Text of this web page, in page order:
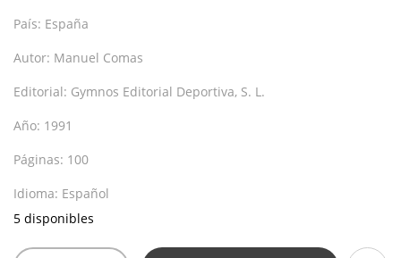
País: España
Autor: Manuel Comas
Editorial: Gymnos Editorial Deportiva, S. L.
Año: 1991
Páginas: 100
Idioma: Español
5 disponibles